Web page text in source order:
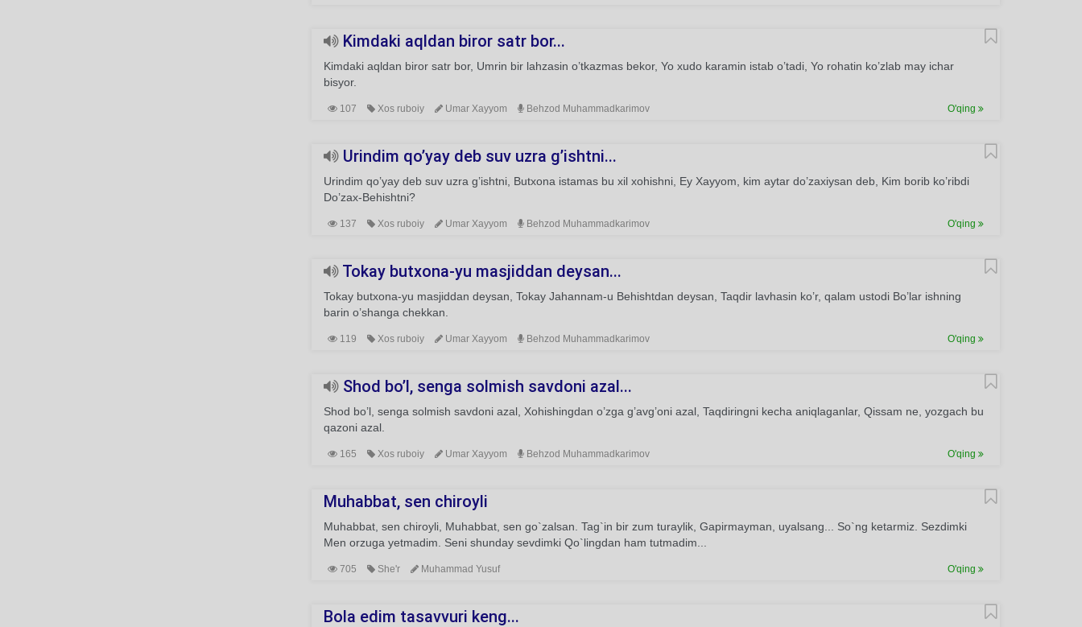
Kimdaki aqldan biror satr bor...
Kimdaki aqldan biror satr bor, Umrin bir lahzasin o’tkazmas bekor, Yo xudo karamin istab o’tadi, Yo rohatin ko’zlab may ichar
bisyor.
107 Xos ruboiy Umar Xayyom Behzod Muhammadkarimov O'qing
Urindim qo’yay deb suv uzra g’ishtni...
Urindim qo’yay deb suv uzra g’ishtni, Butxona istamas bu xil xohishni, Ey Xayyom, kim aytar do’zaxiysan deb, Kim borib ko’ribdi
Do’zax-Behishtni?
137 Xos ruboiy Umar Xayyom Behzod Muhammadkarimov O'qing
Tokay butxona-yu masjiddan deysan...
Tokay butxona-yu masjiddan deysan, Tokay Jahannam-u Behishtdan deysan, Taqdir lavhasin ko’r, qalam ustodi Bo’lar ishning
barin o’shanga chekkan.
119 Xos ruboiy Umar Xayyom Behzod Muhammadkarimov O'qing
Shod bo’l, senga solmish savdoni azal...
Shod bo’l, senga solmish savdoni azal, Xohishingdan o’zga g’avg’oni azal, Taqdiringni kecha aniqlaganlar, Qissam ne, yozgach bu
qazoni azal.
165 Xos ruboiy Umar Xayyom Behzod Muhammadkarimov O'qing
Muhabbat, sen chiroyli
Muhabbat, sen chiroyli, Muhabbat, sen go`zalsan. Tag`in bir zum turaylik, Gapirmayman, uyalsang... So`ng ketarmiz. Sezdimki
Men orzuga yetmadim. Seni shunday sevdimki Qo`lingdan ham tutmadim...
705 She'r Muhammad Yusuf O'qing
Bola edim tasavvuri keng...